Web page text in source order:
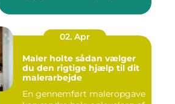
02. Apr
Maler holte sådan vælger
du den rigtige hjælp til dit
malerarbejde
En gennemført maleropgave